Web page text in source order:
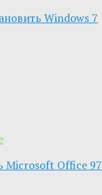
Windows 7
Microsoft Office 97